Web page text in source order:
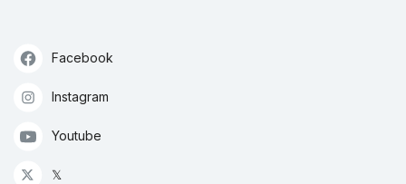
Facebook
Instagram
Youtube
𝕏